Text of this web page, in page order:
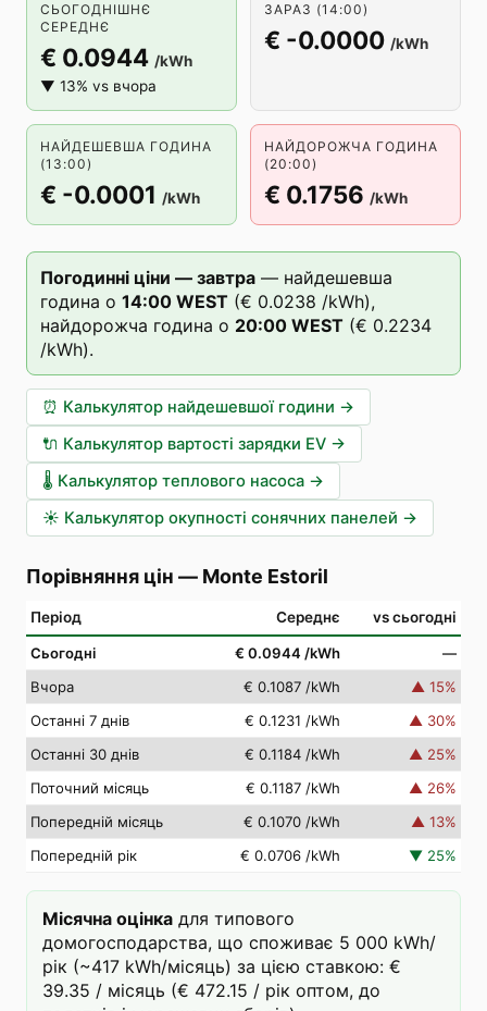
СЬОГОДНІШНЄ
СЕРЕДНЄ
€ 0.0944 /kWh
▼ 13% vs вчора
ЗАРАЗ (14:00)
€ -0.0000 /kWh
НАЙДЕШЕВША ГОДИНА
(13:00)
€ -0.0001 /kWh
НАЙДОРОЖЧА ГОДИНА
(20:00)
€ 0.1756 /kWh
Погодинні ціни — завтра — найдешевша
година о 14:00 WEST (€ 0.0238 /kWh),
найдорожча година о 20:00 WEST (€ 0.2234
/kWh).
⏰ Калькулятор найдешевшої години →
🔌 Калькулятор вартості зарядки EV →
🌡️ Калькулятор теплового насоса →
☀️ Калькулятор окупності сонячних панелей →
Порівняння цін — Monte Estoril
Період Середнє vs сьогодні
Сьогодні € 0.0944 /kWh
—
Вчора
€ 0.1087 /kWh ▲ 15%
Останні 7 днів
€ 0.1231 /kWh ▲ 30%
Останні 30 днів
€ 0.1184 /kWh ▲ 25%
Поточний місяць
€ 0.1187 /kWh ▲ 26%
Попередній місяць
€ 0.1070 /kWh ▲ 13%
Попередній рік
€ 0.0706 /kWh ▼ 25%
Місячна оцінка для типового
домогосподарства, що споживає 5 000 kWh/
рік (~417 kWh/місяць) за цією ставкою: €
39.35 / місяць (€ 472.15 / рік оптом, до